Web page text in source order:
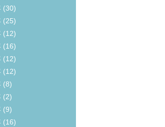
(30)
(25)
(12)
(16)
(12)
(12)
(8)
(2)
(9)
(16)